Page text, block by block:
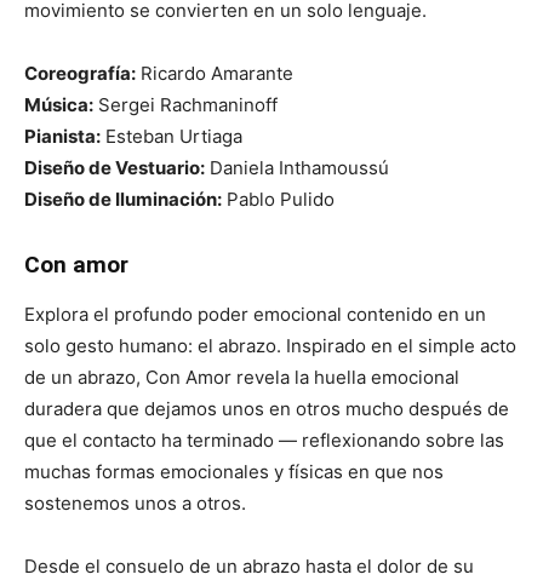
movimiento se convierten en un solo lenguaje.
Coreografía: Ricardo Amarante
Música: Sergei Rachmaninoff
Pianista: Esteban Urtiaga
Diseño de Vestuario: Daniela Inthamoussú
Diseño de Iluminación: Pablo Pulido
Con amor
Explora el profundo poder emocional contenido en un
solo gesto humano: el abrazo. Inspirado en el simple acto
de un abrazo, Con Amor revela la huella emocional
duradera que dejamos unos en otros mucho después de
que el contacto ha terminado — reflexionando sobre las
muchas formas emocionales y físicas en que nos
sostenemos unos a otros.
Desde el consuelo de un abrazo hasta el dolor de su